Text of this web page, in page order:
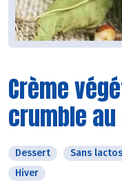
Crème
crumble
Dessert Sans
Hiver